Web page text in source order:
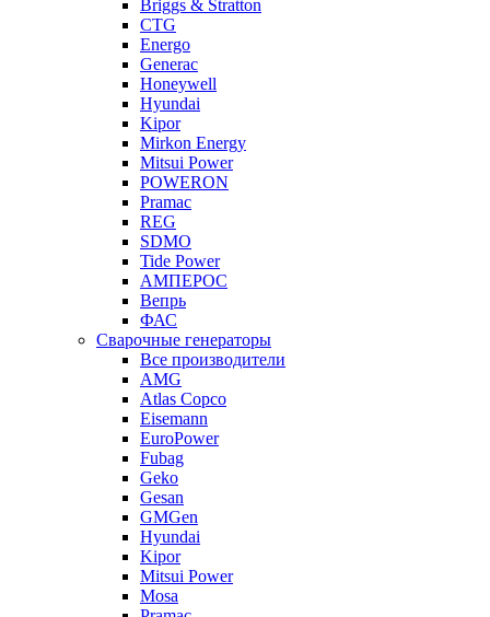
Briggs & Stratton
CTG
Energo
Generac
Honeywell
Hyundai
Kipor
Mirkon Energy
Mitsui Power
POWERON
Pramac
REG
SDMO
Tide Power
АМПЕРОС
Вепрь
ФАС
Сварочные генераторы
Все производители
AMG
Atlas Copco
Eisemann
EuroPower
Fubag
Geko
Gesan
GMGen
Hyundai
Kipor
Mitsui Power
Mosa